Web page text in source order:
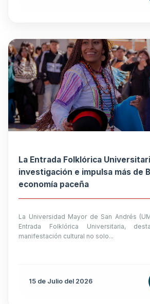
La Entrada Folklórica
investigación e impulsa más de
economía paceña
La Universidad Mayor de San Andrés
Entrada Folklórica Universitaria,
manifestación cultural no solo...
15 de Julio del 2026